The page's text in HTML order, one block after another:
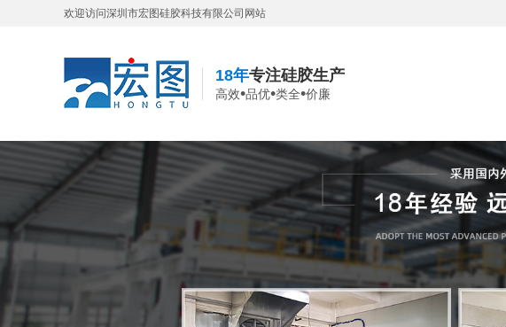
欢迎访问深圳市宏图硅胶科技有限公司网站
18年专注硅胶生产
高效•品优•类全•价廉